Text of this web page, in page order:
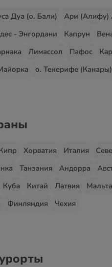
Дуа (о. Бали) Ари (Алифу)
- Энгордани Капрун
Лимассол Пафос
о. Тенерифе (Канары)
Хорватия Италия
Танзания Андорра
Куба Китай Латвия Мальта
Финляндия Чехия